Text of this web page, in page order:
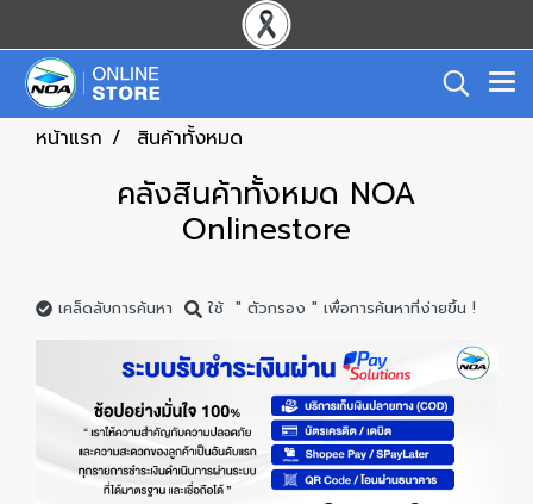
หน้าแรก สินค้าทั้งหมด
คลังสินค้าทั้งหมด NOA
Onlinestore
เคล็ดลับการค้นหา ใช้ " ตัวกรอง " เพื่อการค้นหาที่ง่ายขึ้น !